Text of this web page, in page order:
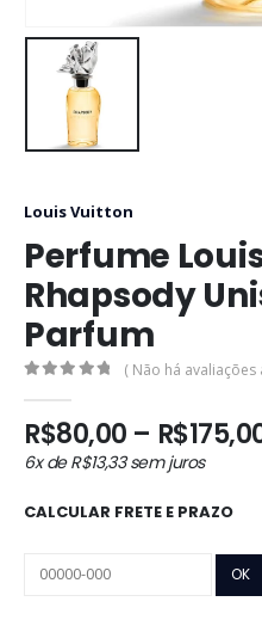
Louis Vuitton
Perfume
Rhapsody
Parfum
( Não há avaliações
R$80,00 – R$
6x deR$13,33sem juros
CALCULAR FRETE E PRAZO